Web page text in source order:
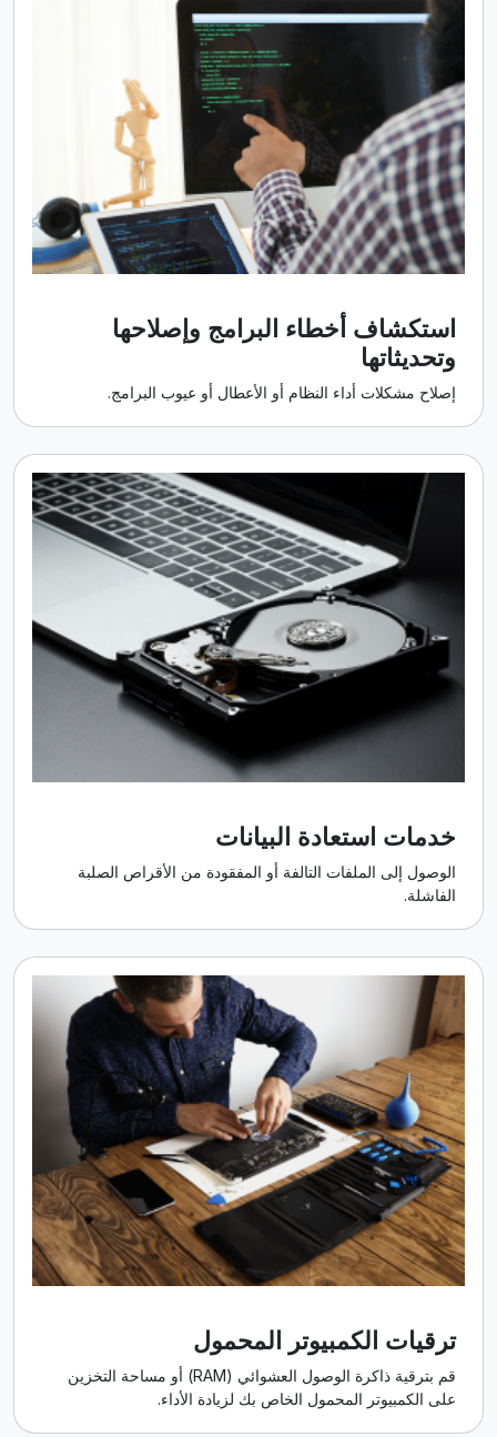
استكشاف أخطاء البرامج وإصلاحها
وتحديثاتها
إصلاح مشكلات أداء النظام أو الأعطال أو عيوب البرامج.
خدمات استعادة البيانات
الوصول إلى الملفات التالفة أو المفقودة من الأقراص الصلبة
الفاشلة.
ترقيات الكمبيوتر المحمول
قم بترقية ذاكرة الوصول العشوائي (RAM) أو مساحة التخزين
على الكمبيوتر المحمول الخاص بك لزيادة الأداء.